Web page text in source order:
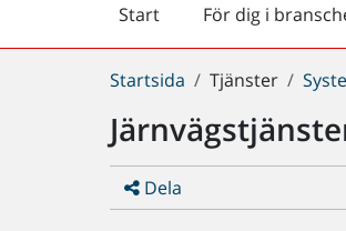
Start
Startsida För dig i
Du
här:
Startsida Tjänster
Dela